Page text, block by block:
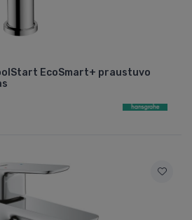
EcoSmart+ praustuvo